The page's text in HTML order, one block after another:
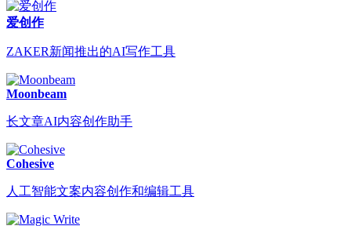
爱创作
ZAKER新闻推出的AI写作工具
Moonbeam
长文章AI内容创作助手
Cohesive
人工智能文案内容创作和编辑工具